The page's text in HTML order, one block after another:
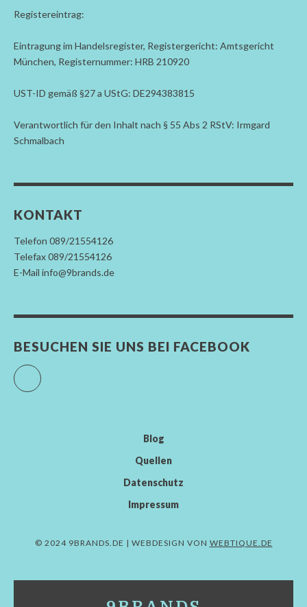
Registereintrag:
Eintragung im Handelsregister, Registergericht: Amtsgericht
München, Registernummer: HRB 210920
UST-ID gemäß §27 a UStG: DE294383815
Verantwortlich für den Inhalt nach § 55 Abs 2 RStV: Irmgard
Schmalbach
KONTAKT
Telefon 089/21554126
Telefax 089/21554126
E-Mail info@9brands.de
BESUCHEN SIE UNS BEI FACEBOOK
Facebook
Blog
Quellen
Datenschutz
Impressum
© 2024 9BRANDS.DE | WEBDESIGN VON WEBTIQUE.DE